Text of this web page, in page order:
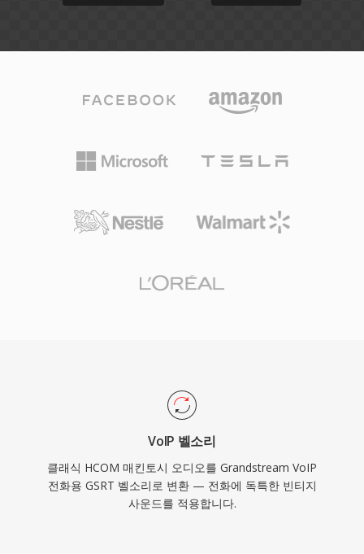
VoIP 벨소리
클래식 HCOM 매킨토시 오디오를 Grandstream VoIP
전화용 GSRT 벨소리로 변환 — 전화에 독특한 빈티지
사운드를 적용합니다.